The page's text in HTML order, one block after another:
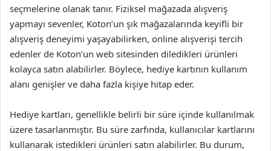
seçmelerine olanak tanır. Fiziksel mağazada alışveriş
yapmayı sevenler, Koton’un şık mağazalarında keyifli bir
alışveriş deneyimi yaşayabilirken, online alışverişi tercih
edenler de Koton’un web sitesinden diledikleri ürünleri
kolayca satın alabilirler. Böylece, hediye kartının kullanım
alanı genişler ve daha fazla kişiye hitap eder.
Hediye kartları, genellikle belirli bir süre içinde kullanılmak
üzere tasarlanmıştır. Bu süre zarfında, kullanıcılar kartlarını
kullanarak istedikleri ürünleri satın alabilirler. Bu durum,